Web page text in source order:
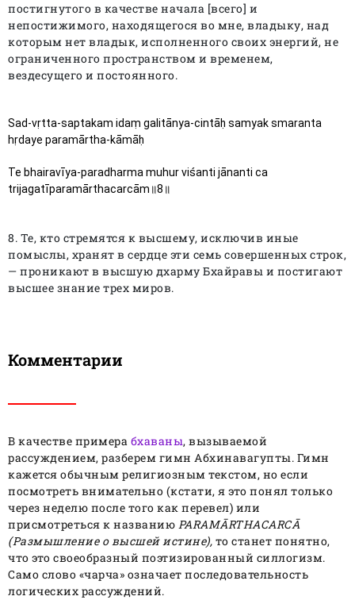
постигнутого в качестве начала [всего] и
непостижимого, находящегося во мне, владыку, над
которым нет владык, исполненного своих энергий, не
ограниченного пространством и временем,
вездесущего и постоянного.
Sad-vṛtta-saptakam idaṃ galitānya-cintāḥ samyak smaranta
hṛdaye paramārtha-kāmāḥ
Te bhairavīya-paradharma muhur viśanti jānanti ca
trijagatīparamārthacarcām॥8॥
8. Те, кто стремятся к высшему, исключив иные
помыслы, хранят в сердце эти семь совершенных строк,
— проникают в высшую дхарму Бхайравы и постигают
высшее знание трех миров.
Комментарии
В качестве примера бхаваны, вызываемой
рассуждением, разберем гимн Абхинавагупты. Гимн
кажется обычным религиозным текстом, но если
посмотреть внимательно (кстати, я это понял только
через неделю после того как перевел) или
присмотреться к названию PARAMĀRTHACARCĀ
(Размышление о высшей истине), то станет понятно,
что это своеобразный поэтизированный силлогизм.
Само слово «чарча» означает последовательность
логических рассуждений.